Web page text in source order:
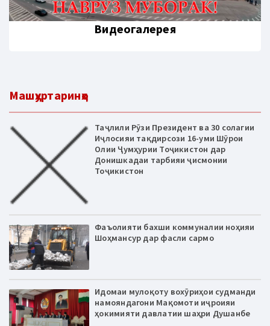
Видеогалерея
Машҳуртаринҳо
Таҷлили Рӯзи Президент ва 30 солагии
Иҷлосияи тақдирсози 16-уми Шӯрои
Олии Ҷумҳурии Тоҷикистон дар
Донишкадаи тарбияи ҷисмонии
Тоҷикистон
Фаъолияти бахши коммуналии ноҳияи
Шоҳмансур дар фасли сармо
Идомаи мулоқоту вохӯриҳои судманди
намояндагони Мақомоти иҷроияи
ҳокимияти давлатии шаҳри Душанбе